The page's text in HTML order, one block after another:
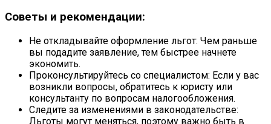
Советы и рекомендации:
Не откладывайте оформление льгот: Чем раньше
вы подадите заявление, тем быстрее начнете
экономить.
Проконсультируйтесь со специалистом: Если у вас
возникли вопросы, обратитесь к юристу или
консультанту по вопросам налогообложения.
Следите за изменениями в законодательстве:
Льготы могут меняться, поэтому важно быть в